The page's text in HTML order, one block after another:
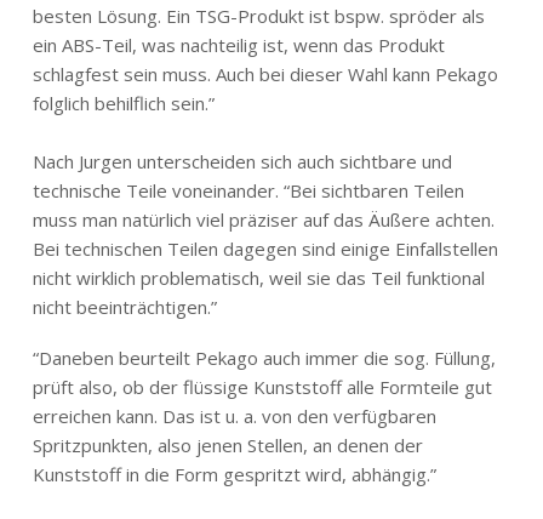
besten Lösung. Ein TSG-Produkt ist bspw. spröder als
ein ABS-Teil, was nachteilig ist, wenn das Produkt
schlagfest sein muss. Auch bei dieser Wahl kann Pekago
folglich behilflich sein.”
Nach Jurgen unterscheiden sich auch sichtbare und
technische Teile voneinander. “Bei sichtbaren Teilen
muss man natürlich viel präziser auf das Äußere achten.
Bei technischen Teilen dagegen sind einige Einfallstellen
nicht wirklich problematisch, weil sie das Teil funktional
nicht beeinträchtigen.”
“Daneben beurteilt Pekago auch immer die sog. Füllung,
prüft also, ob der flüssige Kunststoff alle Formteile gut
erreichen kann. Das ist u. a. von den verfügbaren
Spritzpunkten, also jenen Stellen, an denen der
Kunststoff in die Form gespritzt wird, abhängig.”